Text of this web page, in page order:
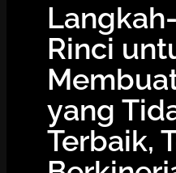
Rinci
yang
Terbaik,